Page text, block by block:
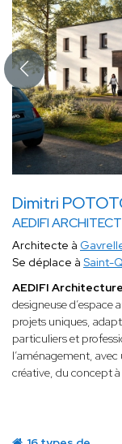
Dimitri
AEDIFI
Architecte à
Se déplace à Saint-
AEDIFI Architecture
designeuse d’espace
projets uniques,
particuliers et
l’aménagement,
créative, du concept à